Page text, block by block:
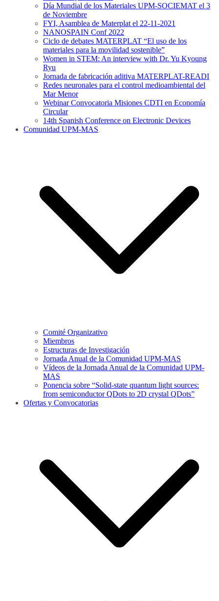
Día Mundial de los Materiales UPM-SOCIEMAT el 3
de Noviembre
FYI, Asamblea de Materplat el 22-11-2021
NANOSPAIN Conf 2022
Ciclo de debates MATERPLAT “El uso de los
materiales para la movilidad sostenible”
Women in STEM: An interview with Dr. Yu Kyoung
Ryu
Jornada de fabricación aditiva MATERPLAT-READI
Redes neuronales para el control medioambiental del
Mar Menor
Webinar Convocatoria Misiones CDTI en Economía
Circular
14th Spanish Conference on Electronic Devices
Comunidad UPM-MAS
Comité Organizativo
Miembros
Estructuras de Investigación
Jornada Anual de la Comunidad UPM-MAS
Vídeos de la Jornada Anual de la Comunidad UPM-
MAS
Ponencia sobre “Solid-state quantum light sources:
from semiconductor QDots to 2D crystal QDots”
Ofertas y Convocatorias